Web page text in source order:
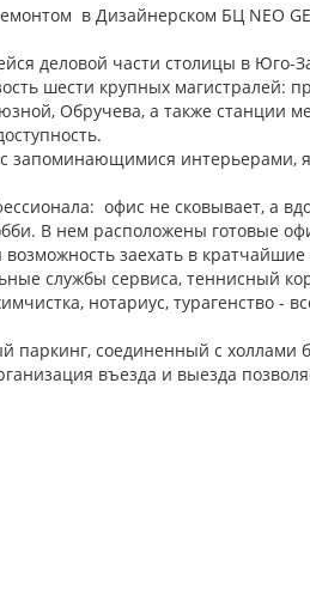
в Дизайнерском БЦ NEO
деловой части столицы в Юго-
шести крупных магистралей:
Обручева, а также станции
с запоминающимися интерьерами,
офис не сковывает, а
В нем расположены готовые
заехать в кратчайшие
службы сервиса, теннисный
нотариус, турагенство -
паркинг, соединенный с холлами
въезда и выезда